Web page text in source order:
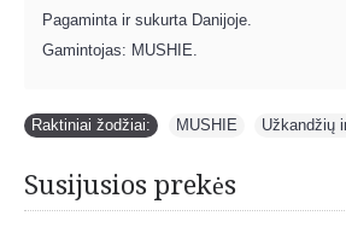
Pagaminta ir sukurta Danijoje.
Gamintojas: MUSHIE.
Raktiniai žodžiai: MUSHIE Užkandžių
Susijusios prekės